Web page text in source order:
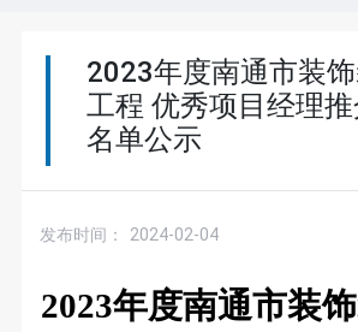
2023年度南通市装
工程 优秀项目经理
名单公示
发布时间： 2024-02-04
2023年度南通市装